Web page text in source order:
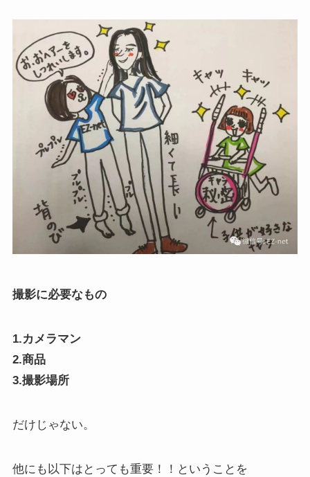
撮影に必要なもの
1.カメラマン
2.商品
3.撮影場所
だけじゃない。
他にも以下はとっても重要！！ということを